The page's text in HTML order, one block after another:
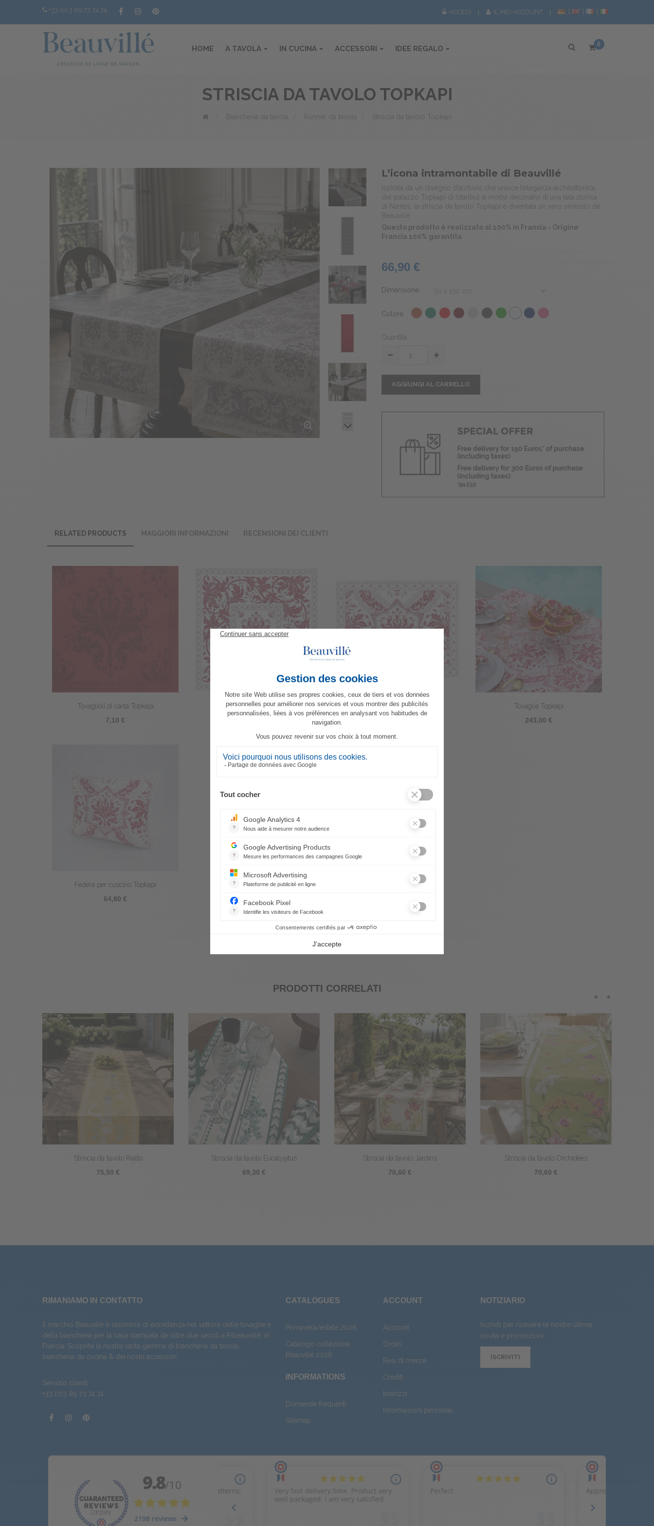
+33 (0) 3 89 73 74 74 ACCEDI IL MIO ACCOUNT
HOME A TAVOLA IN CUCINA ACCESSORI IDEE REGALO 0
Biancheria da tavola Runner da tavola Striscia da tavolo Topkapi
STRISCIA DA TAVOLO TOPKAPI
L’icona intramontabile di Beauvillé
Ispirata da un disegno d’archivio che unisce l’eleganza architettonica
del palazzo Topkapi di Istanbul ai motivi decorativi di una tela storica
di Nantes, la striscia da tavolo Topkapi è diventata un vero simbolo de
Beauvillé.
Questo prodotto è realizzato al 100% in Francia - Origine
Francia 100% garantita
66,90 €
Dimensione
Colore
Quantità
AGGIUNGI AL CARRELLO
RELATED PRODUCTS MAGGIORI INFORMAZIONI RECENSIONI DEI CLIENTI
Tovaglioli di carta Topkapi
7,10 €
Tovagliolo Topkapi
Set da tavola Topkapi
Tovaglia Topkapi
243,00 €
Federa per cuscino Topkapi
64,80 €
PRODOTTI CORRELATI
Striscia da tavolo Rialto
75,50 €
Striscia da tavolo Eucalyptus
69,30 €
Striscia da tavolo Jardins
70,60 €
Striscia da tavolo Orchidées
70,60 €
RIMANIAMO IN CONTATTO
Il marchio Beauvillé è sinonimo di eccellenza nel settore delle tovaglie e
della biancheria per la casa stampata da oltre due secoli a Ribeauvillé, in
Francia. Scoprite la nostra vasta gamma di biancheria da tavola
biancheria da cucina & dei nostri accessori
Servizio clienti
+33 (0)3 89 73 74 74
CATALOGUES
Primavera/estate 2026
Catalogo collezione
Beauvillé 2026
INFORMATIONS
Domande frequenti
Sitemap
ACCOUNT
Account
Ordini
Resi di merce
Crediti
Indirizzi
Informazioni personali
NOTIZIARIO
Iscriviti per ricevere le nostre ultime
novità e promozioni
ISCRIVITI